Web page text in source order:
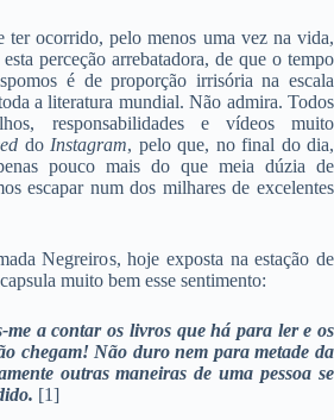
ter ocorrido, pelo menos uma vez na vida,
perceção arrebatadora, de que o tempo
é de proporção irrisória na escala
a literatura mundial. Não admira. Todos
responsabilidades e vídeos muito
do Instagram, pelo que, no final do dia,
pouco mais do que meia dúzia de
escapar num dos milhares de excelentes
Negreiros, hoje exposta na estação de
muito bem esse sentimento:
a contar os livros que há para ler e os
chegam! Não duro nem para metade da
outras maneiras de uma pessoa se
[1]